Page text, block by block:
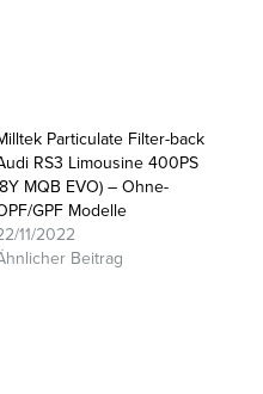
Particulate Filter-back
RS3 Limousine 400PS
MQB EVO) – Ohne-
GPF Modelle
11/2022
Beitrag